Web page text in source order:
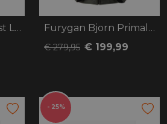
Furygan D3O Ghost L2 Hip/Shoulder
Furygan Bjorn Primaloft
€ 279,95 € 199,99
- 25%